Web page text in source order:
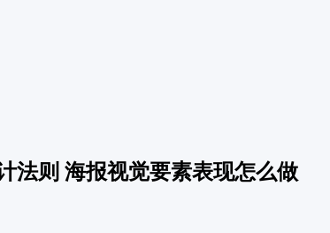
法则 海报视觉要素表现怎么做